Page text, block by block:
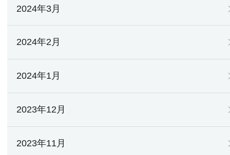
2024年3月
2024年2月
2024年1月
2023年12月
2023年11月